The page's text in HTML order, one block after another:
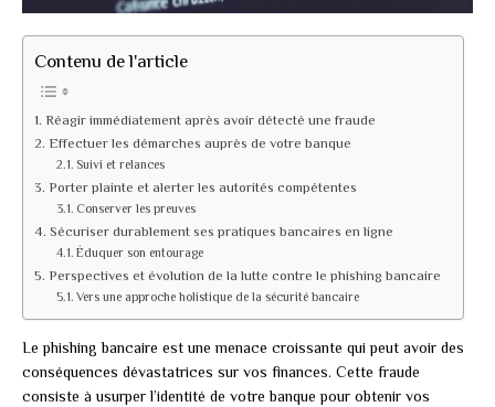
Contenu de l'article
Réagir immédiatement après avoir détecté une fraude
Effectuer les démarches auprès de votre banque
Suivi et relances
Porter plainte et alerter les autorités compétentes
Conserver les preuves
Sécuriser durablement ses pratiques bancaires en ligne
Éduquer son entourage
Perspectives et évolution de la lutte contre le phishing bancaire
Vers une approche holistique de la sécurité bancaire
Le phishing bancaire est une menace croissante qui peut avoir des
conséquences dévastatrices sur vos finances. Cette fraude
consiste à usurper l’identité de votre banque pour obtenir vos